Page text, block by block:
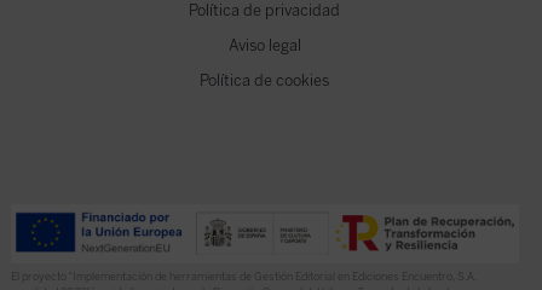
Política de privacidad
Aviso legal
Política de cookies
El proyecto “Implementación de herramientas de Gestión Editorial en Ediciones Encuentro, S.A.